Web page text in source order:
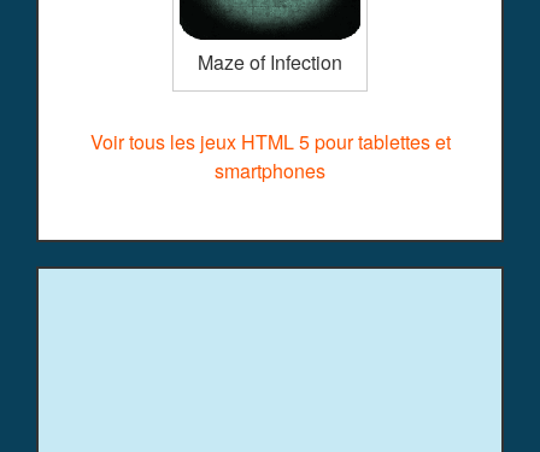
Maze of Infection
Voir tous les jeux HTML 5 pour tablettes et
smartphones